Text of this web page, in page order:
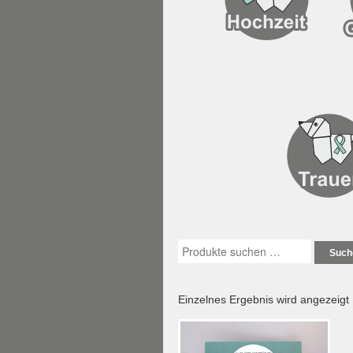
Einzelnes Ergebnis wird angezeigt